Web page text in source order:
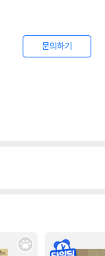
문의하기